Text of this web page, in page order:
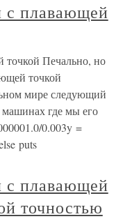
с плавающей
точкой Печально, но
точкой
мире следующий
машинах где мы его
0.003y =
puts
с плавающей
точностью